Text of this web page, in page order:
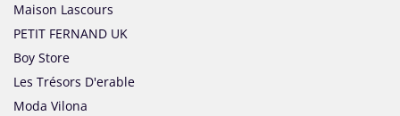
Maison Lascours
PETIT FERNAND UK
Boy Store
Les Trésors D'erable
Moda Vilona